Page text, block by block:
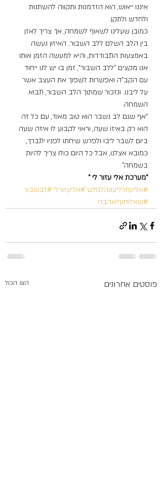
איננו ייאוש, הוא הזדמנות ותקווה להשתנות
ולחדש ולתקן.
כמובן שעלינו לשאוף לשמחה, אך צריך לאזן
בין הלב השלם ללב השבור. האיזון נעשה
באמצעות התבודדות, והיא למעשה הזמן אותו
אנו מקצים “ללב השבור”, זמן בו יש לנו ייחוד
עם הקב”ה ואפשרות לשפוך את העצב אשר
על ליבנו. ונזכור שמתוך הלב השבור, תבוא
השמחה.
“אף שגם לב נשבר הוא טוב מאוד, עם כל זה
הוא רק באיזו שעה, וראוי לקבוע לו איזה שעה
ביום לשבר ליבו ולפרש שיחתו לפניו יתברך,
כמובא אצלנו, אבל כל היום כולו צריך להיות
בשמחה”
“מערכת אלי עזור לי “
#אליעוזרליעונהלגולש #אליעזורלי #לבשבור
#שאלותעלאהבה
פוסטים אחרונים הצג הכול